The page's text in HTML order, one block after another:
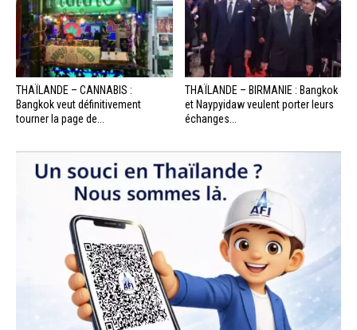
THAÏLANDE – CANNABIS :
Bangkok veut définitivement
tourner la page de...
THAÏLANDE – BIRMANIE : Bangkok
et Naypyidaw veulent porter leurs
échanges...